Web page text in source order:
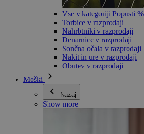
Vse v kategoriji Popusti %
Torbice v razprodaji
Nahrbtniki v razprodaji
Denarnice v razprodaji
Sončna očala v razprodaji
Nakit in ure v razprodaji
Obutev v razprodaji
Moški
Nazaj
Show more